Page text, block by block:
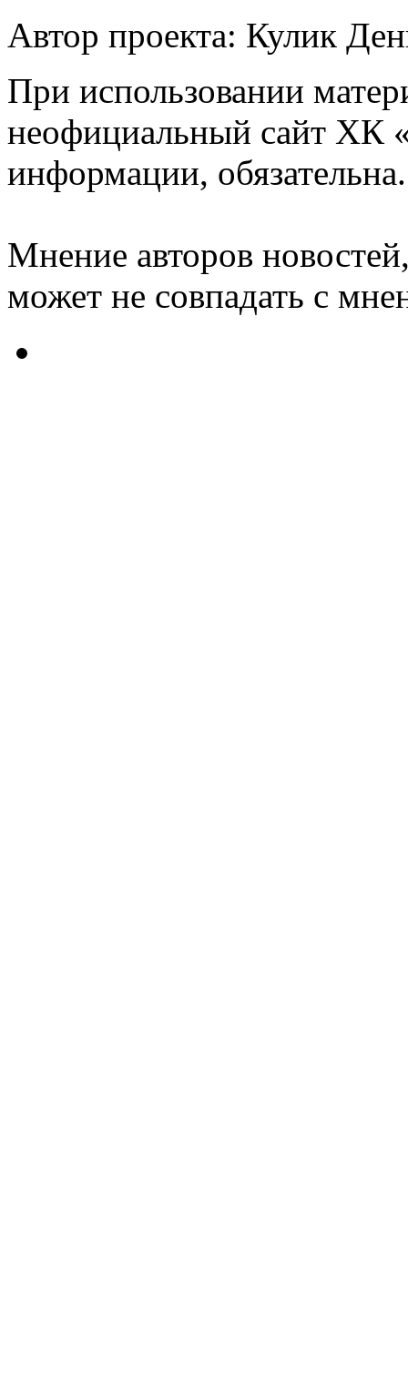
Автор проекта: Кулик
При использовании
неофициальный сайт ХК
информации, обязательна.
Мнение авторов
может не совпадать с